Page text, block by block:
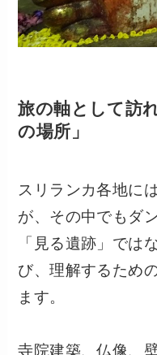
旅の軸として訪
の場所」
スリランカ各地に
が、その中でもダ
「見る遺跡」では
び、理解するため
ます。
寺院建築、仏像、